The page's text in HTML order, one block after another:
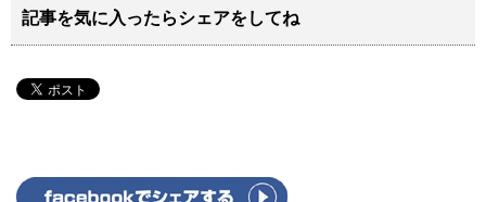
記事を気に入ったらシェアをしてね